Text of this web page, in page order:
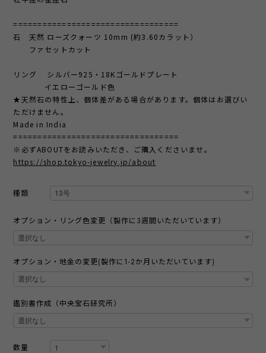
==================================
石 天然 ローズクォーツ 10mm (約3.60カラット）
ファセットカット
リング シルバー925・18Kゴールドプレート
イエローゴールド色
★天然石の特性上、個体差がある場合があります。個体はお選びい
ただけません。
Made in India
==================================
※必ずABOUTをお読みいただき、ご購入くださいませ。
https://shop.tokyo-jewelry.jp/about
種類
オプション・リング色変更（製作に3週間いただいています）
オプション・地金の変更(製作に1-2か月いただいています)
鑑別書作成（中央宝石研究所）
数量